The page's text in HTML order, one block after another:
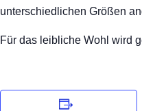
unterschiedlichen Größen
Für das leibliche Wohl wird